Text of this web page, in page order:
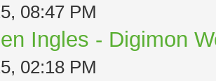
08:47 PM
Ingles - Digimon
02:18 PM